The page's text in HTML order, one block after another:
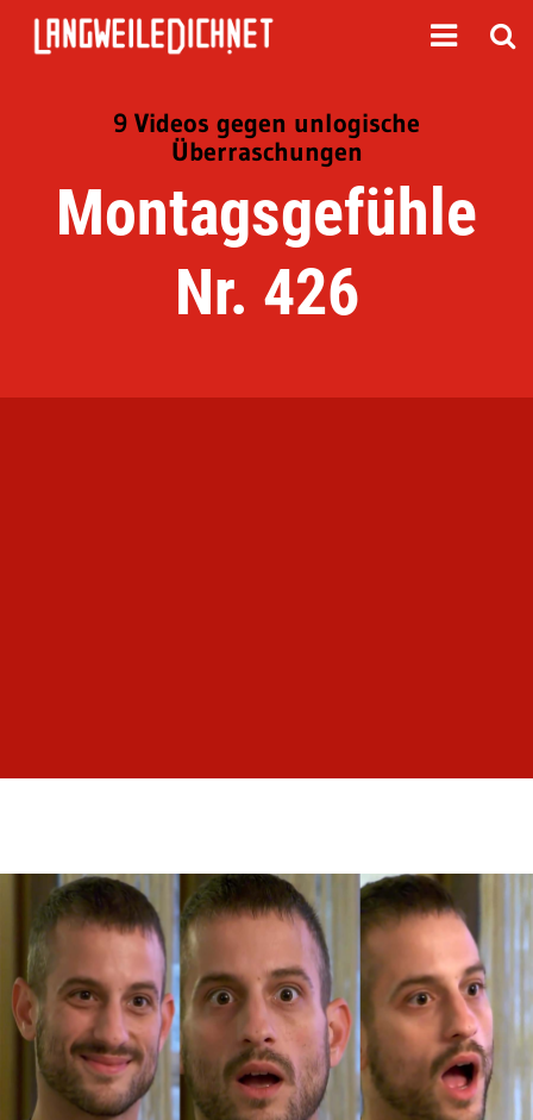
9 Videos gegen unlogische
Überraschungen
Montagsgefühle
Nr. 426